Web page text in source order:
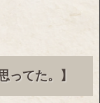
ってた。】